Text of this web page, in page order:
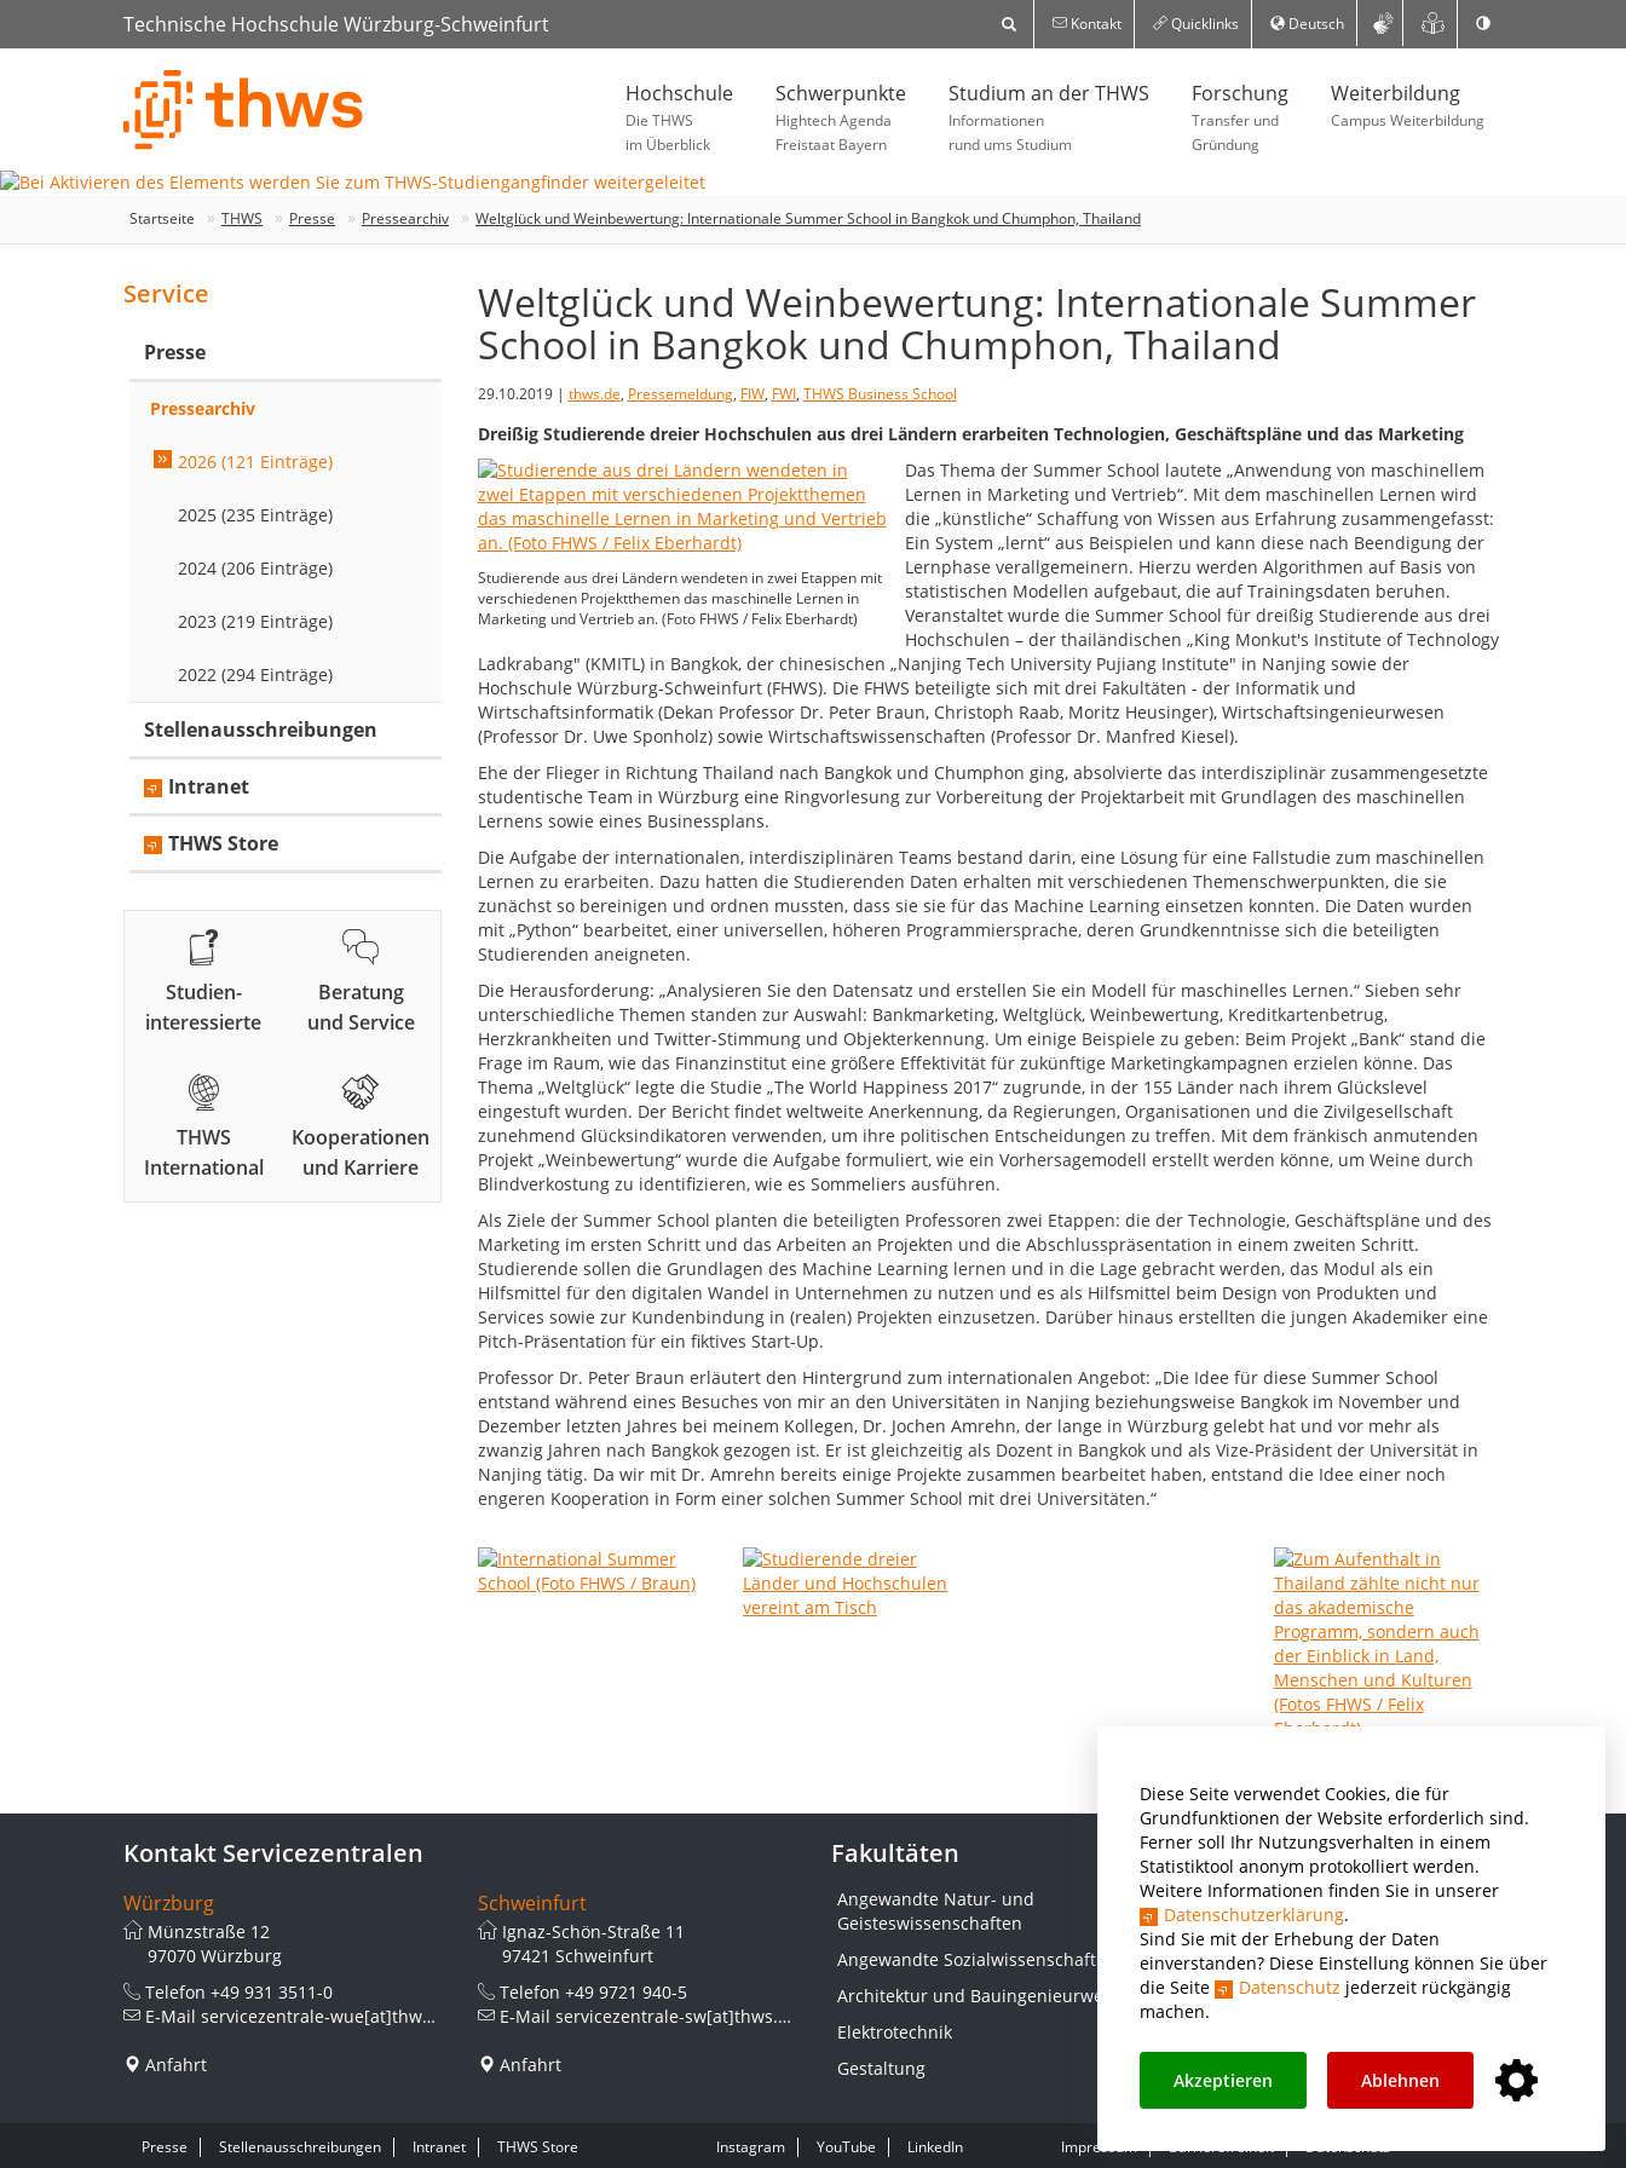
Diese Seite verwendet Cookies, die für
Grundfunktionen der Website erforderlich sind.
Ferner soll Ihr Nutzungsverhalten in einem
Statistiktool anonym protokolliert werden.
Weitere Informationen finden Sie in unserer
Datenschutzerklärung.
Sind Sie mit der Erhebung der Daten
einverstanden? Diese Einstellung können Sie über
die Seite
Datenschutz jederzeit rückgängig
machen.
Akzeptieren Ablehnen
Technische Hochschule Würzburg-Schweinfurt Kontakt Quicklinks Deutsch
Hochschule
Die THWS
im Überblick
Schwerpunkte
Hightech Agenda
Freistaat Bayern
Studium an der THWS
Informationen
rund ums Studium
Forschung
Transfer und
Gründung
Weiterbildung
Campus Weiterbildung
Startseite THWS Presse Pressearchiv Weltglück und Weinbewertung: Internationale Summer School in Bangkok und Chumphon, Thailand
Weltglück und Weinbewertung: Internationale Summer
School in Bangkok und Chumphon, Thailand
29.10.2019 | thws.de, Pressemeldung, FIW, FWI, THWS Business School
Dreißig Studierende dreier Hochschulen aus drei Ländern erarbeiten Technologien, Geschäftspläne und das Marketing
Studierende aus drei Ländern wendeten in zwei Etappen mit
verschiedenen Projektthemen das maschinelle Lernen in
Marketing und Vertrieb an. (Foto FHWS / Felix Eberhardt)
Das Thema der Summer School lautete „Anwendung von maschinellem
Lernen in Marketing und Vertrieb“. Mit dem maschinellen Lernen wird
die „künstliche“ Schaffung von Wissen aus Erfahrung zusammengefasst:
Ein System „lernt“ aus Beispielen und kann diese nach Beendigung der
Lernphase verallgemeinern. Hierzu werden Algorithmen auf Basis von
statistischen Modellen aufgebaut, die auf Trainingsdaten beruhen.
Veranstaltet wurde die Summer School für dreißig Studierende aus drei
Hochschulen – der thailändischen „King Monkut's Institute of Technology
Ladkrabang" (KMITL) in Bangkok, der chinesischen „Nanjing Tech University Pujiang Institute" in Nanjing sowie der
Hochschule Würzburg-Schweinfurt (FHWS). Die FHWS beteiligte sich mit drei Fakultäten - der Informatik und
Wirtschaftsinformatik (Dekan Professor Dr. Peter Braun, Christoph Raab, Moritz Heusinger), Wirtschaftsingenieurwesen
(Professor Dr. Uwe Sponholz) sowie Wirtschaftswissenschaften (Professor Dr. Manfred Kiesel).
Ehe der Flieger in Richtung Thailand nach Bangkok und Chumphon ging, absolvierte das interdisziplinär zusammengesetzte
studentische Team in Würzburg eine Ringvorlesung zur Vorbereitung der Projektarbeit mit Grundlagen des maschinellen
Lernens sowie eines Businessplans.
Die Aufgabe der internationalen, interdisziplinären Teams bestand darin, eine Lösung für eine Fallstudie zum maschinellen
Lernen zu erarbeiten. Dazu hatten die Studierenden Daten erhalten mit verschiedenen Themenschwerpunkten, die sie
zunächst so bereinigen und ordnen mussten, dass sie sie für das Machine Learning einsetzen konnten. Die Daten wurden
mit „Python“ bearbeitet, einer universellen, höheren Programmiersprache, deren Grundkenntnisse sich die beteiligten
Studierenden aneigneten.
Die Herausforderung: „Analysieren Sie den Datensatz und erstellen Sie ein Modell für maschinelles Lernen.“ Sieben sehr
unterschiedliche Themen standen zur Auswahl: Bankmarketing, Weltglück, Weinbewertung, Kreditkartenbetrug,
Herzkrankheiten und Twitter-Stimmung und Objekterkennung. Um einige Beispiele zu geben: Beim Projekt „Bank“ stand die
Frage im Raum, wie das Finanzinstitut eine größere Effektivität für zukünftige Marketingkampagnen erzielen könne. Das
Thema „Weltglück“ legte die Studie „The World Happiness 2017“ zugrunde, in der 155 Länder nach ihrem Glückslevel
eingestuft wurden. Der Bericht findet weltweite Anerkennung, da Regierungen, Organisationen und die Zivilgesellschaft
zunehmend Glücksindikatoren verwenden, um ihre politischen Entscheidungen zu treffen. Mit dem fränkisch anmutenden
Projekt „Weinbewertung“ wurde die Aufgabe formuliert, wie ein Vorhersagemodell erstellt werden könne, um Weine durch
Blindverkostung zu identifizieren, wie es Sommeliers ausführen.
Als Ziele der Summer School planten die beteiligten Professoren zwei Etappen: die der Technologie, Geschäftspläne und des
Marketing im ersten Schritt und das Arbeiten an Projekten und die Abschlusspräsentation in einem zweiten Schritt.
Studierende sollen die Grundlagen des Machine Learning lernen und in die Lage gebracht werden, das Modul als ein
Hilfsmittel für den digitalen Wandel in Unternehmen zu nutzen und es als Hilfsmittel beim Design von Produkten und
Services sowie zur Kundenbindung in (realen) Projekten einzusetzen. Darüber hinaus erstellten die jungen Akademiker eine
Pitch-Präsentation für ein fiktives Start-Up.
Professor Dr. Peter Braun erläutert den Hintergrund zum internationalen Angebot: „Die Idee für diese Summer School
entstand während eines Besuches von mir an den Universitäten in Nanjing beziehungsweise Bangkok im November und
Dezember letzten Jahres bei meinem Kollegen, Dr. Jochen Amrehn, der lange in Würzburg gelebt hat und vor mehr als
zwanzig Jahren nach Bangkok gezogen ist. Er ist gleichzeitig als Dozent in Bangkok und als Vize-Präsident der Universität in
Nanjing tätig. Da wir mit Dr. Amrehn bereits einige Projekte zusammen bearbeitet haben, entstand die Idee einer noch
engeren Kooperation in Form einer solchen Summer School mit drei Universitäten.“
Service
Presse
Pressearchiv
2026 (121 Einträge)
2025 (235 Einträge)
2024 (206 Einträge)
2023 (219 Einträge)
2022 (294 Einträge)
Stellenausschreibungen
Intranet
THWS Store
Studien-
interessierte
Beratung
und Service
THWS
International
Kooperationen
und Karriere
Kontakt Servicezentralen
Würzburg
Münzstraße 12
97070 Würzburg
Telefon +49 931 3511-0
E-Mail servicezentrale-wue[at]thws.de
Anfahrt
Schweinfurt
Ignaz-Schön-Straße 11
97421 Schweinfurt
Telefon +49 9721 940-5
E-Mail servicezentrale-sw[at]thws.de
Anfahrt
Fakultäten
Angewandte Natur- und
Geisteswissenschaften
Angewandte Sozialwissenschaften
Architektur und Bauingenieurwesen
Elektrotechnik
Gestaltung
Informatik und Wirtschaftsinformatik
Kunststofftechnik und Vermessung
Maschinenbau
THWS Business School
Presse Stellenausschreibungen Intranet THWS Store Instagram YouTube LinkedIn Impressum Barrierefreiheit Datenschutz